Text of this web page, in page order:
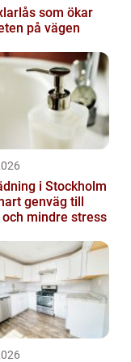
som ökar
på vägen
i Stockholm
genväg till
mindre stress